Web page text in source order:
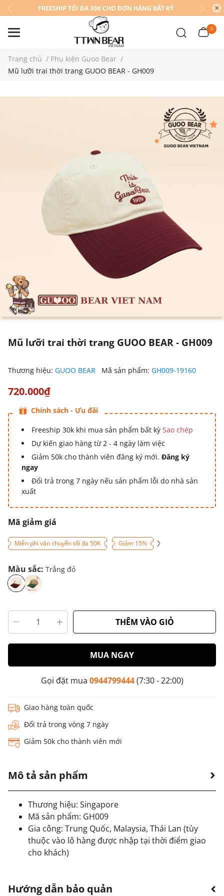
FREESHIP TỐI ĐA 30K CHO ĐƠN HÀNG BẤT KỲ
0
Trang chủ / Phụ kiện Guoo Bear /
Mũ lưỡi trai thời trang GUOO BEAR - GH009
Mũ lưỡi trai thời trang GUOO BEAR - GH009
Thương hiệu: GUOO BEAR Mã sản phẩm: GH009-19160
720.000₫
Chính sách - Ưu đãi
Freeship 30k khi mua sản phẩm bất kỳ Sao chép
Dự kiến giao hàng từ 2 - 4 ngày làm việc
Giảm 50k cho thành viên đăng ký mới. Đăng ký
ngay
Đổi trả trong 7 ngày nếu sản phẩm lỗi do nhà sản
xuất
Mã giảm giá
Miễn phí vận chuyển tối đa 50K Giảm 15%
Màu sắc: Trắng đỏ
THÊM VÀO GIỎ
MUA NGAY
Gọi đặt mua 0944799444(7:30 - 22:00)
Giao hàng toàn quốc
Đổi trả trong vòng 7 ngày
Giảm 50k cho thành viên mới
Mô tả sản phẩm
Thương hiệu: Singapore
Mã sản phẩm: GH009
Gia công: Trung Quốc, Malaysia, Thái Lan (tùy
thuộc vào lô hàng được nhập tại thời điểm giao
cho khách)
Hướng dẫn bảo quản